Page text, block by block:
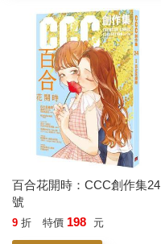
百合花開時：CCC創作集24
號
9 折 特價 198 元